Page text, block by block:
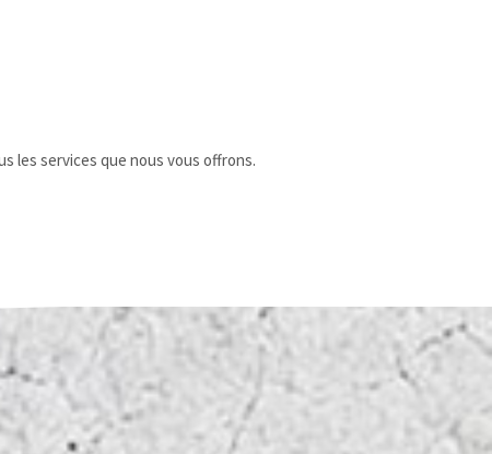
les services que nous vous offrons.